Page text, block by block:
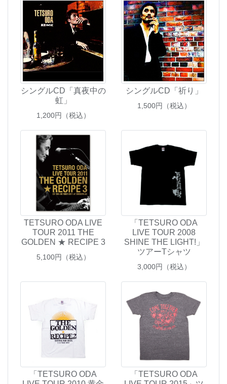
シングルCD「真夜中の
虹」
1,200円（税込）
シングルCD「祈り」
1,500円（税込）
TETSURO ODA LIVE
TOUR 2011 THE
GOLDEN ★ RECIPE 3
5,100円（税込）
「TETSURO ODA
LIVE TOUR 2008
SHINE THE LIGHT!」
ツアーTシャツ
3,000円（税込）
「TETSURO ODA
「TETSURO ODA